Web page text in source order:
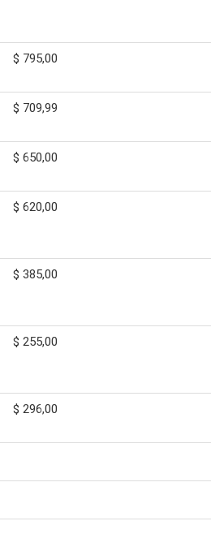
$ 795,00
$ 709,99
$ 650,00
$ 620,00
$ 385,00
$ 255,00
$ 296,00